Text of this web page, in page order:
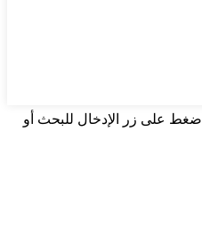
اضغط على زر الإدخال للبحث أو